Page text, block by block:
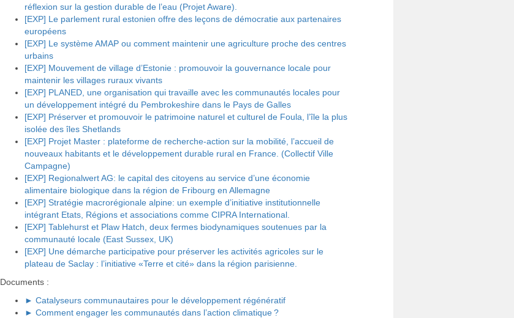
réflexion sur la gestion durable de l’eau (Projet Aware).
[EXP] Le parlement rural estonien offre des leçons de démocratie aux partenaires
européens
[EXP] Le système AMAP ou comment maintenir une agriculture proche des centres
urbains
[EXP] Mouvement de village d’Estonie : promouvoir la gouvernance locale pour
maintenir les villages ruraux vivants
[EXP] PLANED, une organisation qui travaille avec les communautés locales pour
un développement intégré du Pembrokeshire dans le Pays de Galles
[EXP] Préserver et promouvoir le patrimoine naturel et culturel de Foula, l’île la plus
isolée des îles Shetlands
[EXP] Projet Master : plateforme de recherche-action sur la mobilité, l’accueil de
nouveaux habitants et le développement durable rural en France. (Collectif Ville
Campagne)
[EXP] Regionalwert AG: le capital des citoyens au service d’une économie
alimentaire biologique dans la région de Fribourg en Allemagne
[EXP] Stratégie macrorégionale alpine: un exemple d’initiative institutionnelle
intégrant Etats, Régions et associations comme CIPRA International.
[EXP] Tablehurst et Plaw Hatch, deux fermes biodynamiques soutenues par la
communauté locale (East Sussex, UK)
[EXP] Une démarche participative pour préserver les activités agricoles sur le
plateau de Saclay : l’initiative «Terre et cité» dans la région parisienne.
Documents :
► Catalyseurs communautaires pour le développement régénératif
► Comment engager les communautés dans l’action climatique ?